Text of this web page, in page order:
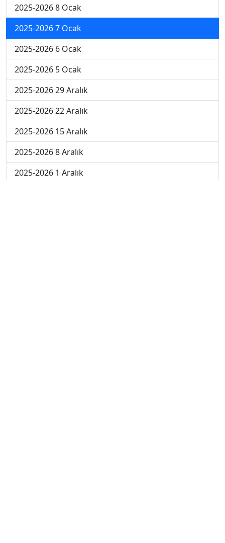
2025-2026 8 Ocak
2025-2026 7 Ocak
2025-2026 6 Ocak
2025-2026 5 Ocak
2025-2026 29 Aralık
2025-2026 22 Aralık
2025-2026 15 Aralık
2025-2026 8 Aralık
2025-2026 1 Aralık